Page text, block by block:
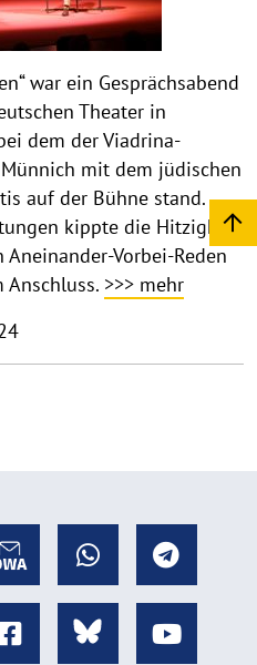
war ein Gesprächsabend
Theater in
dem der Viadrina-
mit dem jüdischen
auf der Bühne stand.
kippte die Hitzigkeit
Vorbei-Reden
>>> mehr